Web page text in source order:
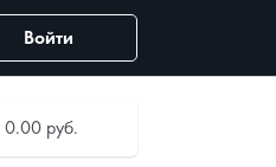
Войти
0.00 руб.